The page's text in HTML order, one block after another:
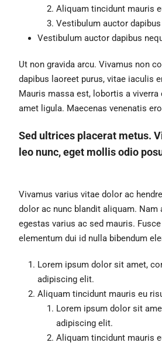
Aliquam tincidunt mauris
Vestibulum auctor dapibus
Vestibulum auctor dapibus
Ut non gravida arcu. Vivamus non
dapibus laoreet purus, vitae iaculis
Mauris massa est, lobortis a viverra
amet ligula. Maecenas venenatis
Sed ultrices placerat metus.
leo nunc, eget mollis odio
Vivamus varius vitae dolor ac
dolor ac nunc blandit aliquam. Nam
egestas varius ac sed mauris.
elementum dui id nulla bibendum
Lorem ipsum dolor sit amet,
adipiscing elit.
Aliquam tincidunt mauris eu
Lorem ipsum dolor sit
adipiscing elit.
Aliquam tincidunt mauris